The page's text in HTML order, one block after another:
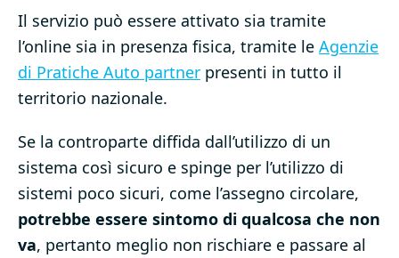
Il servizio può essere attivato sia tramite
l’online sia in presenza fisica, tramite le Agenzie
di Pratiche Auto partner presenti in tutto il
territorio nazionale.
Se la controparte diffida dall’utilizzo di un
sistema così sicuro e spinge per l’utilizzo di
sistemi poco sicuri, come l’assegno circolare,
potrebbe essere sintomo di qualcosa che non
va, pertanto meglio non rischiare e passare al